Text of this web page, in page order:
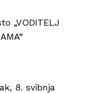
„VODITELJ
8. svibnja